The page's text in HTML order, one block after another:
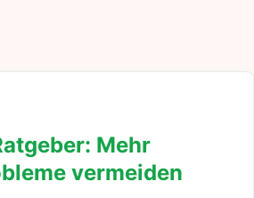
Mehr
vermeiden